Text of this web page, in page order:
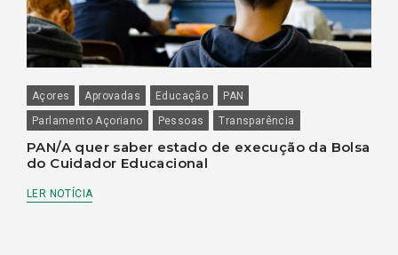
Açores Aprovadas Educação
PAN
Parlamento Açoriano
Pessoas Transparência
PAN/A quer saber estado de execução da Bolsa
do Cuidador Educacional
LER NOTÍCIA